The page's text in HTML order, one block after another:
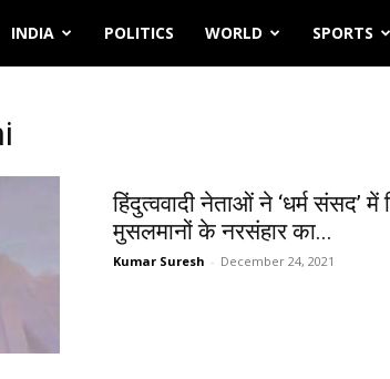
INDIA POLITICS WORLD SPORTS
हिंदुत्ववादी नेताओं ने ‘धर्म संसद’ में
मुसलमानों के नरसंहार का...
Kumar Suresh - December 24, 2021